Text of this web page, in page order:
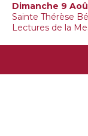
Dimanche 9
Sainte Thérèse
Lectures de la